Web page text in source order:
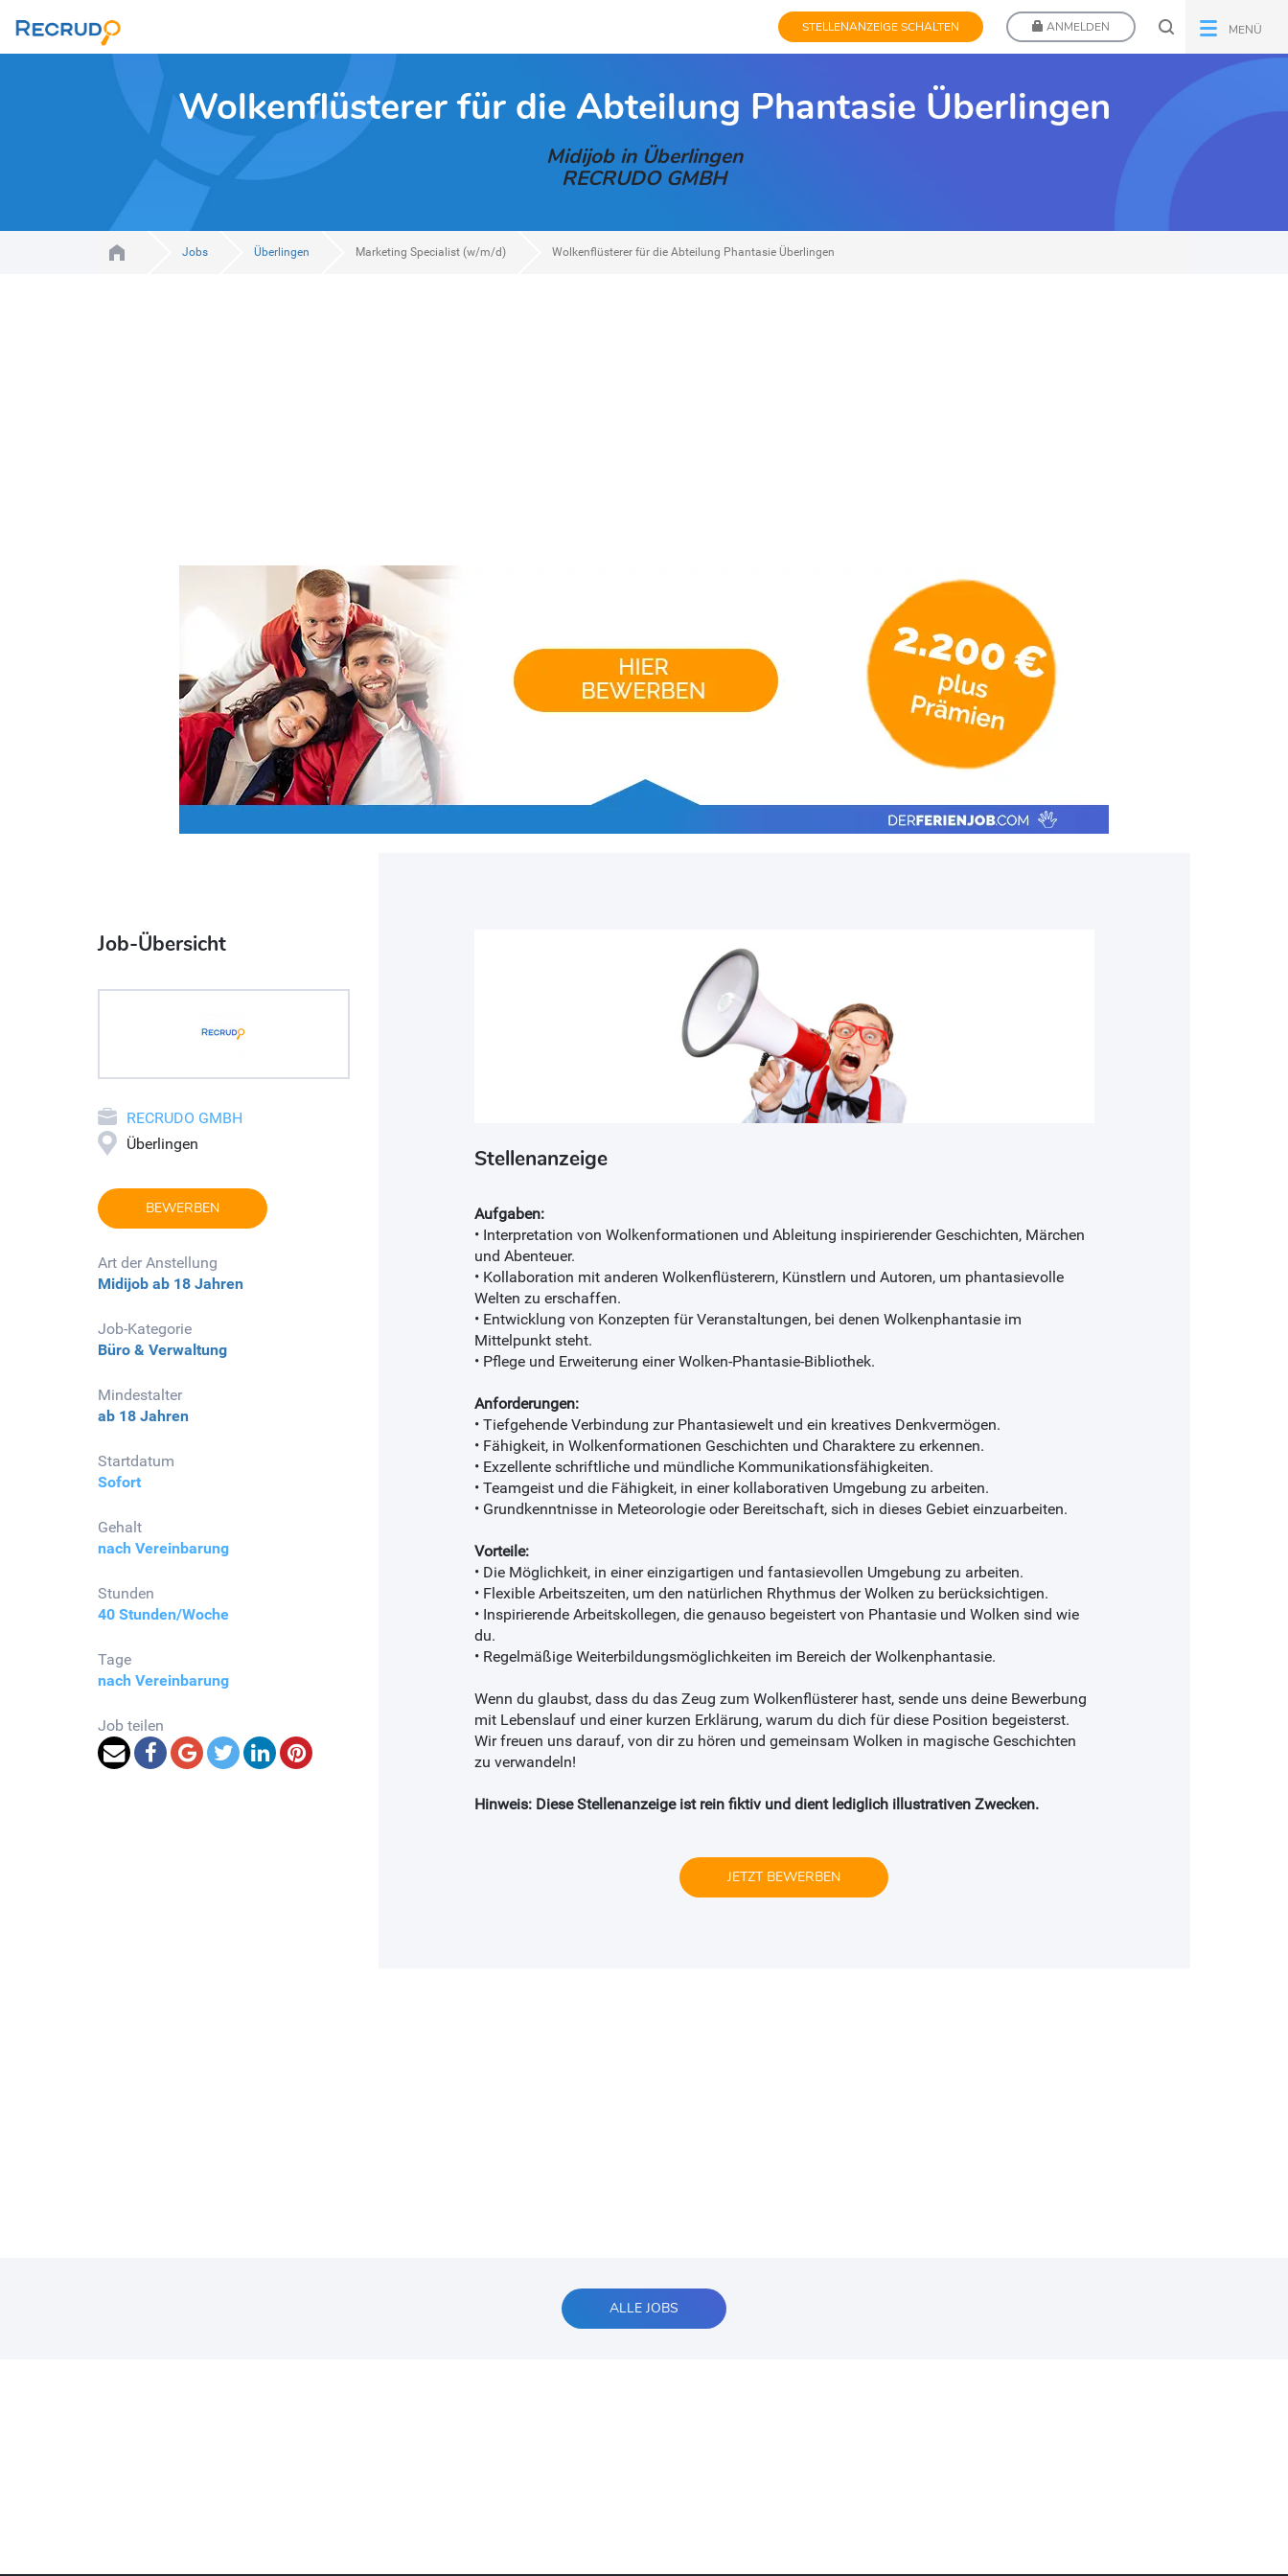
STELLENANZEIGE SCHALTEN ANMELDEN MENÜ
Wolkenflüsterer für die Abteilung Phantasie Überlingen
Midijob in Überlingen
RECRUDO GMBH
Jobs Überlingen Marketing Specialist (w/m/d) Wolkenflüsterer für die Abteilung Phantasie Überlingen
Job-Übersicht
RECRUDO GMBH
Überlingen
BEWERBEN
Art der Anstellung
Midijob ab 18 Jahren
Job-Kategorie
Büro & Verwaltung
Mindestalter
ab 18 Jahren
Startdatum
Sofort
Gehalt
nach Vereinbarung
Stunden
40 Stunden/Woche
Tage
nach Vereinbarung
Job teilen
Stellenanzeige
Aufgaben:
• Interpretation von Wolkenformationen und Ableitung inspirierender Geschichten, Märchen
und Abenteuer.
• Kollaboration mit anderen Wolkenflüsterern, Künstlern und Autoren, um phantasievolle
Welten zu erschaffen.
• Entwicklung von Konzepten für Veranstaltungen, bei denen Wolkenphantasie im
Mittelpunkt steht.
• Pflege und Erweiterung einer Wolken-Phantasie-Bibliothek.
Anforderungen:
• Tiefgehende Verbindung zur Phantasiewelt und ein kreatives Denkvermögen.
• Fähigkeit, in Wolkenformationen Geschichten und Charaktere zu erkennen.
• Exzellente schriftliche und mündliche Kommunikationsfähigkeiten.
• Teamgeist und die Fähigkeit, in einer kollaborativen Umgebung zu arbeiten.
• Grundkenntnisse in Meteorologie oder Bereitschaft, sich in dieses Gebiet einzuarbeiten.
Vorteile:
• Die Möglichkeit, in einer einzigartigen und fantasievollen Umgebung zu arbeiten.
• Flexible Arbeitszeiten, um den natürlichen Rhythmus der Wolken zu berücksichtigen.
• Inspirierende Arbeitskollegen, die genauso begeistert von Phantasie und Wolken sind wie
du.
• Regelmäßige Weiterbildungsmöglichkeiten im Bereich der Wolkenphantasie.
Wenn du glaubst, dass du das Zeug zum Wolkenflüsterer hast, sende uns deine Bewerbung
mit Lebenslauf und einer kurzen Erklärung, warum du dich für diese Position begeisterst.
Wir freuen uns darauf, von dir zu hören und gemeinsam Wolken in magische Geschichten
zu verwandeln!
Hinweis: Diese Stellenanzeige ist rein fiktiv und dient lediglich illustrativen Zwecken.
JETZT BEWERBEN
ALLE JOBS